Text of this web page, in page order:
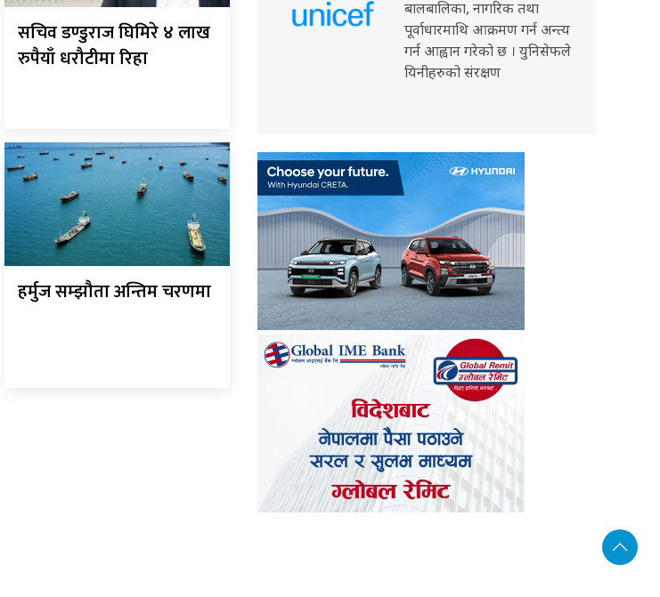
सचिव डण्डुराज घिमिरे ४ लाख
रुपैयाँ धरौटीमा रिहा
हर्मुज सम्झौता अन्तिम चरणमा
बालबालिका, नागरिक तथा
पूर्वाधारमाथि आक्रमण गर्न अन्त्य
गर्न आह्वान गरेको छ । युनिसेफले
यिनीहरुको संरक्षण